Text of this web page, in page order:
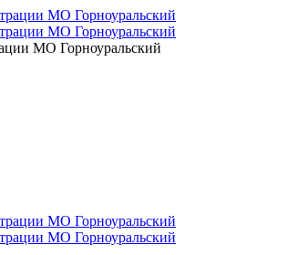
МО Горноуральский